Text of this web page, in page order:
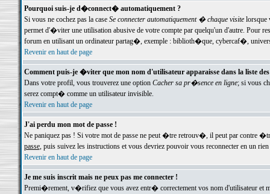
Pourquoi suis-je d�connect� automatiquement ?
Si vous ne cochez pas la case Se connecter automatiquement � chaque visitelorsque
permet d'�viter une utilisation abusive de votre compte par quelqu'un d'autre. Pour
forum en utilisant un ordinateur partag�, exemple : biblioth�que, cybercaf�,
Revenir en haut de page
Comment puis-je �viter que mon nom d'utilisateur apparaisse dans la liste
Dans votre profil, vous trouverez une option Cacher sa pr�sence en ligne; si vous
serez compt� comme un utilisateur invisible.
Revenir en haut de page
J'ai perdu mon mot de passe !
Ne paniquez pas ! Si votre mot de passe ne peut �tre retrouv�, il peut par contre
passe, puis suivez les instructions et vous devriez pouvoir vous reconnecter en un rien
Revenir en haut de page
Je me suis inscrit mais ne peux pas me connecter !
Premi�rement, v�rifiez que vous avez entr� correctement vos nom d'utilisateur